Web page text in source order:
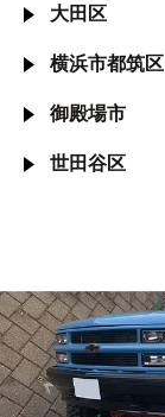
大田区
横浜市都筑区
御殿場市
世田谷区